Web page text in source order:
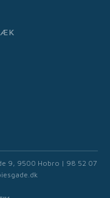
9, 9500 Hobro | 98 52 07